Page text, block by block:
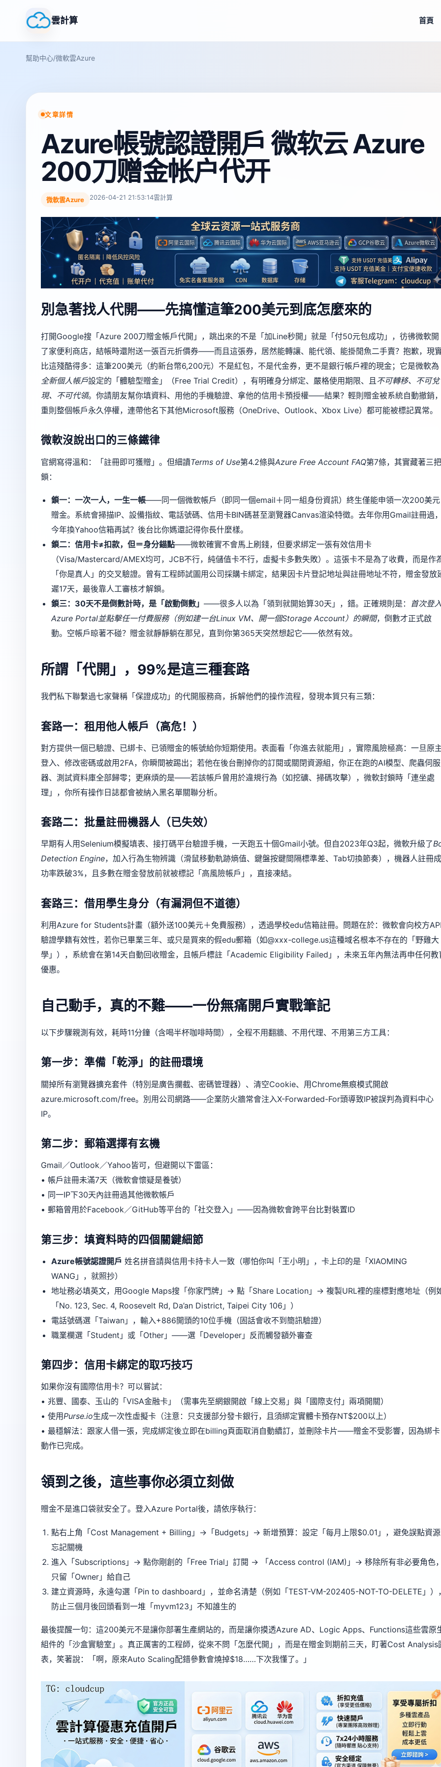
雲計算 首頁
幫助中心/微軟雲Azure
文章詳情
Azure帳號認證開戶 微软云 Azure
200刀赠金帐户代开
微軟雲Azure 2026-04-21 21:53:14雲計算
別急著找人代開——先搞懂這筆200美元到底怎麼來的
打開Google搜「Azure 200刀贈金帳戶代開」，跳出來的不是「加Line秒開」就是「付50元包成功」，彷彿微軟開
了家便利商店，結帳時還附送一張百元折價券——而且這張券，居然能轉讓、能代領、能掛閒魚二手賣？抱歉，現
比這殘酷得多：這筆200美元（約新台幣6,200元）不是紅包，不是代金券，更不是銀行帳戶裡的現金；它是微軟為
全新個人帳戶設定的「體驗型贈金」（Free Trial Credit），有明確身分綁定、嚴格使用期限、且不可轉移、不可兌
現、不可代領。你請朋友幫你填資料、用他的手機驗證、拿他的信用卡預授權——結果？輕則贈金被系統自動撤銷
重則整個帳戶永久停權，連帶他名下其他Microsoft服務（OneDrive、Outlook、Xbox Live）都可能被標記異常。
微軟沒說出口的三條鐵律
官網寫得溫和：「註冊即可獲贈」。但細讀Terms of Use第4.2條與Azure Free Account FAQ第7條，其實藏著三把
鎖：
鎖一：一次一人，一生一帳——同一個微軟帳戶（即同一個email＋同一組身份資訊）終生僅能申領一次200美元
贈金。系統會掃描IP、設備指紋、電話號碼、信用卡BIN碼甚至瀏覽器Canvas渲染特徵。去年你用Gmail註冊過
今年換Yahoo信箱再試？後台比你媽還記得你長什麼樣。
鎖二：信用卡≠扣款，但＝身分錨點——微軟確實不會馬上刷錢，但要求綁定一張有效信用卡
（Visa/Mastercard/AMEX均可，JCB不行，純儲值卡不行，虛擬卡多數失敗）。這張卡不是為了收費，而是作
「你是真人」的交叉驗證。曾有工程師試圖用公司採購卡綁定，結果因卡片登記地址與註冊地址不符，贈金發放
遲17天，最後靠人工審核才解鎖。
鎖三：30天不是倒數計時，是「啟動倒數」 ——很多人以為「領到就開始算30天」，錯。正確規則是：
首次登
Azure Portal並點擊任一付費服務（例如建一台Linux VM、開一個Storage Account）的瞬間，倒數才正式啟
動。空帳戶晾著不碰？贈金就靜靜躺在那兒，直到你第365天突然想起它——依然有效。
所謂「代開」，99%是這三種套路
我們私下聯繫過七家聲稱「保證成功」的代開服務商，拆解他們的操作流程，發現本質只有三類：
套路一：租用他人帳戶（高危！）
對方提供一個已驗證、已綁卡、已領贈金的帳號給你短期使用。表面看「你進去就能用」，實際風險極高：一旦原
登入、修改密碼或啟用2FA，你瞬間被踢出；若他在後台刪掉你的訂閱或關閉資源組，你正在跑的AI模型、爬蟲伺服
器、測試資料庫全部歸零；更麻煩的是——若該帳戶曾用於違規行為（如挖礦、掃碼攻擊），微軟封鎖時「連坐處
理」，你所有操作日誌都會被納入黑名單關聯分析。
套路二：批量註冊機器人（已失效）
早期有人用Selenium模擬填表、接打碼平台驗證手機，一天跑五十個Gmail小號。但自2023年Q3起，微軟升級了
Detection Engine，加入行為生物辨識（滑鼠移動軌跡熵值、鍵盤按鍵間隔標準差、Tab切換節奏），機器人註冊成
功率跌破3%，且多數在贈金發放前就被標記「高風險帳戶」，直接凍結。
套路三：借用學生身分（有漏洞但不道德）
利用Azure for Students計畫（額外送100美元＋免費服務），透過學校edu信箱註冊。問題在於：微軟會向校方
驗證學籍有效性，若你已畢業三年、或只是買來的假edu郵箱（如@xxx-college.us這種域名根本不存在的「野雞大
學」），系統會在第14天自動回收贈金，且帳戶標註「Academic Eligibility Failed」，未來五年內無法再申任何教
優惠。
自己動手，真的不難——一份無痛開戶實戰筆記
以下步驟親測有效，耗時11分鐘（含喝半杯咖啡時間），全程不用翻牆、不用代理、不用第三方工具：
第一步：準備「乾淨」的註冊環境
關掉所有瀏覽器擴充套件（特別是廣告攔截、密碼管理器）、清空Cookie、用Chrome無痕模式開啟
azure.microsoft.com/free。別用公司網路——企業防火牆常會注入X-Forwarded-For頭導致IP被誤判為資料中心
IP。
第二步：郵箱選擇有玄機
Gmail／Outlook／Yahoo皆可，但避開以下雷區：
• 帳戶註冊未滿7天（微軟會懷疑是養號）
• 同一IP下30天內註冊過其他微軟帳戶
• 郵箱曾用於Facebook／GitHub等平台的「社交登入」——因為微軟會跨平台比對裝置ID
第三步：填資料時的四個關鍵細節
Azure帳號認證開戶 姓名拼音請與信用卡持卡人一致（哪怕你叫「王小明」，卡上印的是「XIAOMING
WANG」，就照抄）
地址務必填英文，用Google Maps搜「你家門牌」→ 點「Share Location」→ 複製URL裡的座標對應地址（例
「No. 123, Sec. 4, Roosevelt Rd, Da’an District, Taipei City 106」）
電話號碼選「Taiwan」，輸入+886開頭的10位手機（固話會收不到簡訊驗證）
職業欄選「Student」或「Other」——選「Developer」反而觸發額外審查
第四步：信用卡綁定的取巧技巧
如果你沒有國際信用卡？可以嘗試：
• 兆豐、國泰、玉山的「VISA金融卡」（需事先至網銀開啟「線上交易」與「國際支付」兩項開關）
• 使用Purse.io生成一次性虛擬卡（注意：只支援部分發卡銀行，且須綁定實體卡預存NT$200以上）
• 最穩解法：跟家人借一張，完成綁定後立即在billing頁面取消自動續訂，並刪除卡片——贈金不受影響，因為綁卡
動作已完成。
領到之後，這些事你必須立刻做
贈金不是進口袋就安全了。登入Azure Portal後，請依序執行：
點右上角「Cost Management + Billing」→「Budgets」→ 新增預算：設定「每月上限$0.01」，避免誤點資源
忘記關機
進入「Subscriptions」→ 點你剛創的「Free Trial」訂閱 → 「Access control (IAM)」→ 移除所有非必要角色
只留「Owner」給自己
建立資源時，永遠勾選「Pin to dashboard」，並命名清楚（例如「TEST-VM-202405-NOT-TO-DELETE」）
防止三個月後回頭看到一堆「myvm123」不知誰生的
最後提醒一句：這200美元不是讓你部署生產網站的，而是讓你摸透Azure AD、Logic Apps、Functions這些雲原
組件的「沙盒實驗室」。真正厲害的工程師，從來不問「怎麼代開」，而是在贈金到期前三天，盯著Cost Analysis
表，笑著說：「啊，原來Auto Scaling配錯參數會燒掉$18……下次我懂了。」